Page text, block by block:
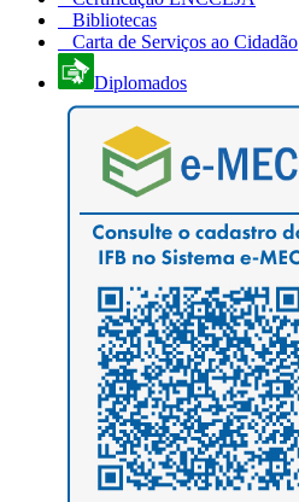
Bibliotecas
Carta de Serviços ao Cidadão
Diplomados